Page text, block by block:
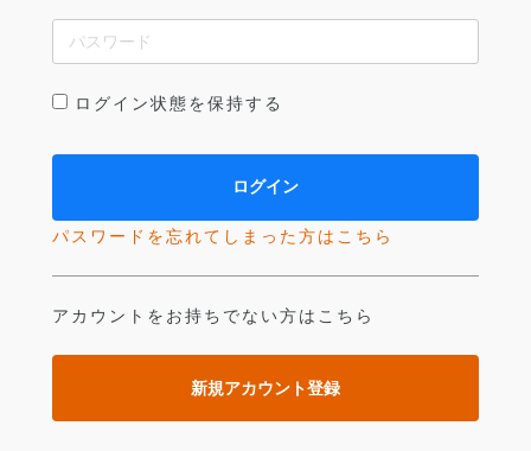
ログイン状態を保持する
パスワードを忘れてしまった方はこちら
アカウントをお持ちでない方はこちら
新規アカウント登録